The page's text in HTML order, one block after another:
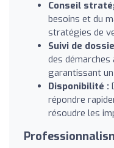
Conseil
besoins et du
stratégies de
Suivi de
des
garantissant
Disponibilité :
répondre
résoudre les